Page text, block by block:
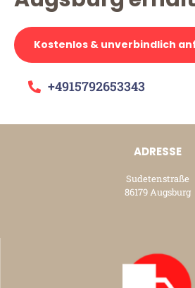
Kostenlos & unverbindlich
+4915792653343
ADRESSE
Sudetenstraße
86179 Augsburg